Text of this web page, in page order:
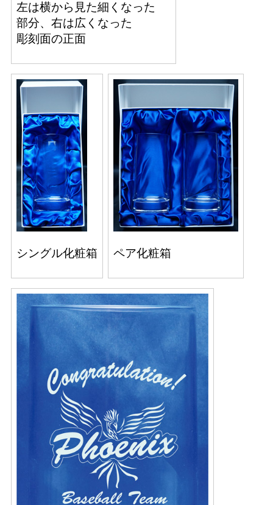
左は横から見た細くなった
部分、右は広くなった
彫刻面の正面
シングル化粧箱 ペア化粧箱